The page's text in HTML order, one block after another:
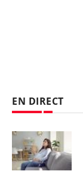
EN DIRECT